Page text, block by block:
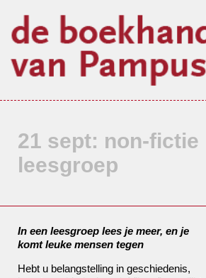
21 sept: non-fictie
leesgroep
In een leesgroep lees je meer, en je
komt leuke mensen tegen
Hebt u belangstelling in geschiedenis,